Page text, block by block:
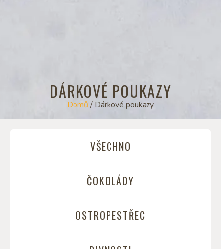
DÁRKOVÉ POUKAZY
Domů / Dárkové poukazy
VŠECHNO
ČOKOLÁDY
OSTROPESTŘEC